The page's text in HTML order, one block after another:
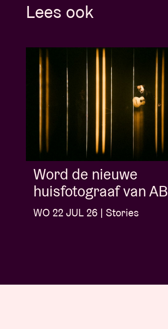
Lees ook
Word de nieuwe
huisfotograaf van AB
WO 22 JUL 26 | Stories